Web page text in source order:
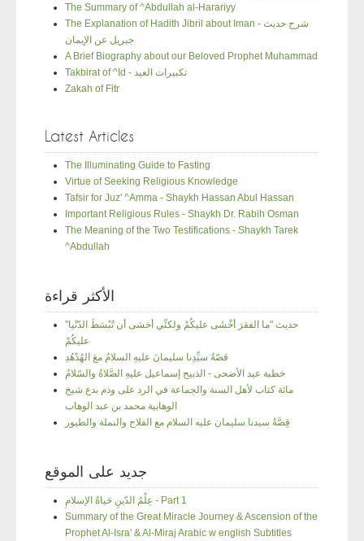
The Summary of ^Abdullah al-Harariyy
The Explanation of Hadith Jibril about Iman - شرح حديث
جبريل عن الإيمان
A Brief Biography about our Beloved Prophet Muhammad
Takbirat of ^Id - تكبيرات العيد
Zakah of Fitr
Latest Articles
The Illuminating Guide to Fasting
Virtue of Seeking Religious Knowledge
Tafsir for Juz' ^Amma - Shaykh Hassan Abul Hassan
Important Religious Rules - Shaykh Dr. Rabih Osman
The Meaning of the Two Testifications - Shaykh Tarek
^Abdullah
الأكثر قراءة
"حديث "ما الفقرَ أخْشَى عليكُمْ ولكنِّي أخشى أن تُبْسَطَ الدّنْيا
عليكُمْ
قصّةُ سيِّدِنا سليمانَ عليهِ السلامُ معَ الهُدْهُدِ
خطبة عيد الأضحى - الذبيح إسماعيل عليهِ الصَّلاةُ والسّلامُ
مائة كتاب لأهل السنة والجماعة في الرد على وذم بدع شيخ
الوهابية محمد بن عبد الوهاب
قِصَّةُ سيدنا سليمان عليه السلام مع الفلاح والنملة والطيور
جديد على الموقع
عِلْمُ الدّينِ حَياةُ الإسلامِ - Part 1
Summary of the Great Miracle Journey & Ascension of the
Prophet Al-Isra' & Al-Miraj Arabic w english Subtitles